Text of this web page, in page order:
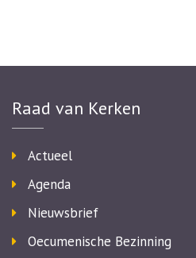
Raad van Kerken
Actueel
Agenda
Nieuwsbrief
Oecumenische Bezinning